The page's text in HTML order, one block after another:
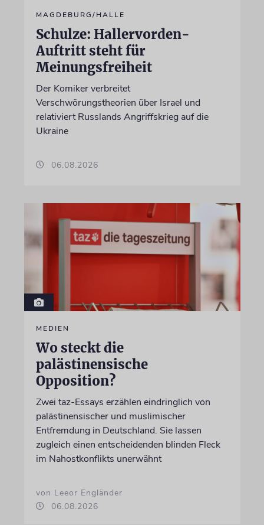
MAGDEBURG/HALLE
Schulze: Hallervorden-
Auftritt steht für
Meinungsfreiheit
Der Komiker verbreitet
Verschwörungstheorien über Israel und
relativiert Russlands Angriffskrieg auf die
Ukraine
06.08.2026
MEDIEN
Wo steckt die
palästinensische
Opposition?
Zwei taz-Essays erzählen eindringlich von
palästinensischer und muslimischer
Entfremdung in Deutschland. Sie lassen
zugleich einen entscheidenden blinden Fleck
im Nahostkonflikts unerwähnt
von Leeor Engländer
06.08.2026